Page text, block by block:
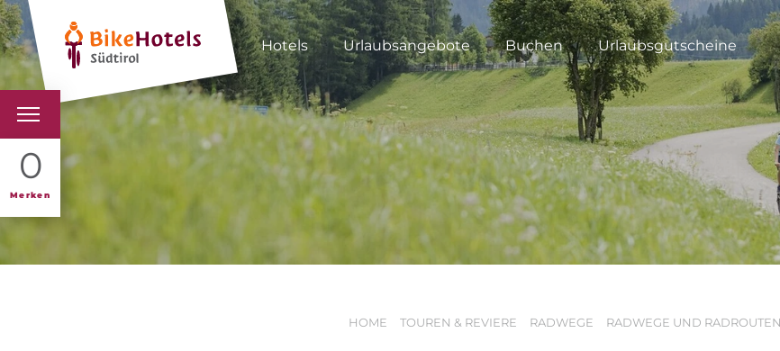
Hotels Urlaubsangebote Buchen Urlaubsgutscheine
0
Merken
BIKEHOTELS
HOTELS & PAKETE
TOUREN & REVIERE
HOME TOUREN & REVIERE RADWEGE RADWEGE UND RADROUTEN